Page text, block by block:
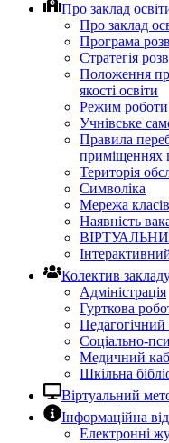
Про заклад
Про заклад
Програма
Стратегія
Положення
якості освіти
Режим роботи
Учнівське
Правила
приміщеннях
Територія
Символіка
Мережа
Наявність
Колектив
Адміністрація
Гурткова
Педагогічний
Соціально-
Медичний
Шкільна
Віртуальний
Інформаційна
Електронні